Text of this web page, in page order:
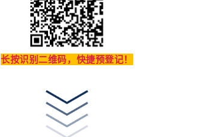
长按识别二维码，快捷预登记！